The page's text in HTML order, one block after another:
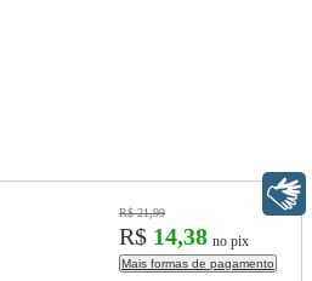
R$ 21,99
R$ 14,38 no pix
Mais formas de pagamento